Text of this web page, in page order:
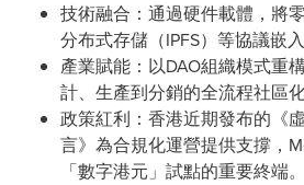
技術融合：通過硬件載體，將
分布式存儲（IPFS）等協議嵌
產業賦能：以DAO組織模式重
計、生產到分銷的全流程社區
政策紅利：香港近期發布的《
言》為合規化運營提供支撐，
「數字港元」試點的重要終端。